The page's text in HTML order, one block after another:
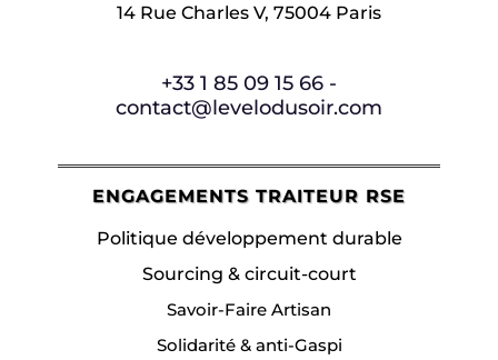
14 Rue Charles V, 75004 Paris
+33 1 85 09 15 66 -
contact@levelodusoir.com
ENGAGEMENTS TRAITEUR RSE
Politique développement durable
Sourcing & circuit-court
Savoir-Faire Artisan
Solidarité & anti-Gaspi